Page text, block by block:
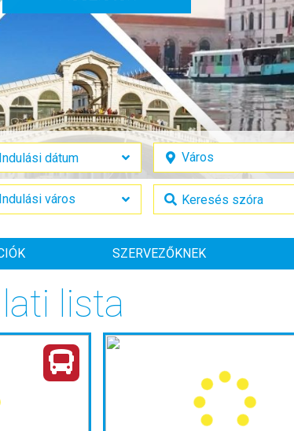
SZERVEZŐKNEK
lista